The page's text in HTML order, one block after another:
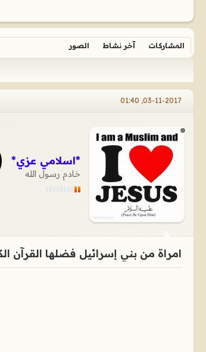
المشاركات آخر نشاط الصور
03-11-2017, 01:40
*اسلامي عزي*
خادم رسول الله
امراة من بني إسرائيل فضلها القرآن